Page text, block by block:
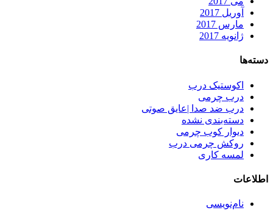
2017
2017
2017
درب
چرمی
ضد صدا |عایق صوتی
نشده
کوب چرمی
چرمی درب
کاری